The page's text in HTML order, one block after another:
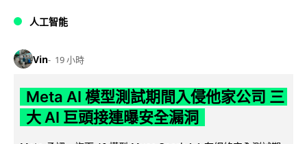
人工智能
Vin 19 小時
Meta AI 模型測試期間入侵他家公司 三
大 AI 巨頭接連曝安全漏洞